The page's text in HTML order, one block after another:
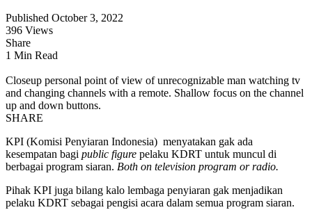
Published October 3, 2022
396 Views
Share
1 Min Read
Closeup personal point of view of unrecognizable man watching tv
and changing channels with a remote. Shallow focus on the channel
up and down buttons.
SHARE
KPI (Komisi Penyiaran Indonesia) menyatakan gak ada
kesempatan bagi public figure pelaku KDRT untuk muncul di
berbagai program siaran. Both on television program or radio.
Pihak KPI juga bilang kalo lembaga penyiaran gak menjadikan
pelaku KDRT sebagai pengisi acara dalam semua program siaran.